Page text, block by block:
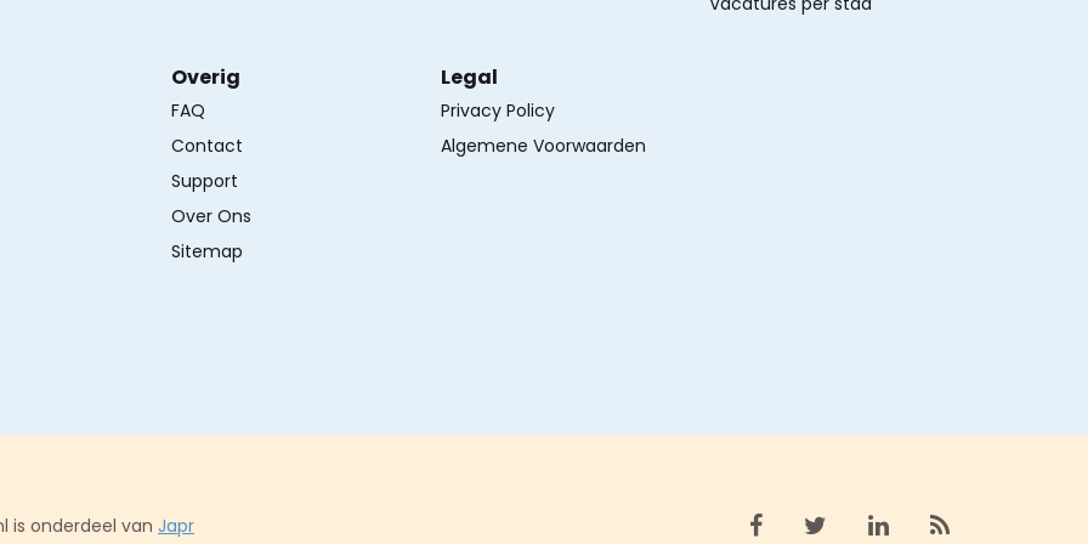
Overig
FAQ
Contact
Support
Over Ons
Sitemap
Legal
Privacy Policy
Algemene Voorwaarden
is onderdeel van Japr Bekijk facebook
Bekijk X (twitter)
Bekijk linkedin
Bekijk rss